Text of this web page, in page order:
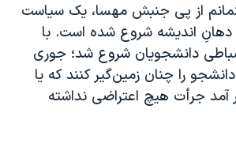
به چین
از پی جنبش مهسا، یک سیاست
اندیشه شروع شده است. با
دانشجویان شروع شد؛ جوری
را چنان زمین‌گیر کنند که یا
آمد جرأت هیچ اعتراضی نداشته